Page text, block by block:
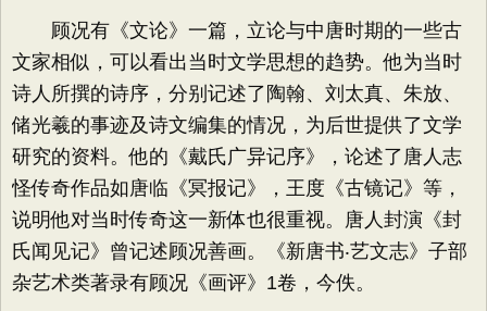
顾况有《文论》一篇，立论与中唐时期的一些古
文家相似，可以看出当时文学思想的趋势。他为当时
诗人所撰的诗序，分别记述了陶翰、刘太真、朱放、
储光羲的事迹及诗文编集的情况，为后世提供了文学
研究的资料。他的《戴氏广异记序》，论述了唐人志
怪传奇作品如唐临《冥报记》，王度《古镜记》等，
说明他对当时传奇这一新体也很重视。唐人封演《封
氏闻见记》曾记述顾况善画。《新唐书‧艺文志》子部
杂艺术类著录有顾况《画评》1卷，今佚。